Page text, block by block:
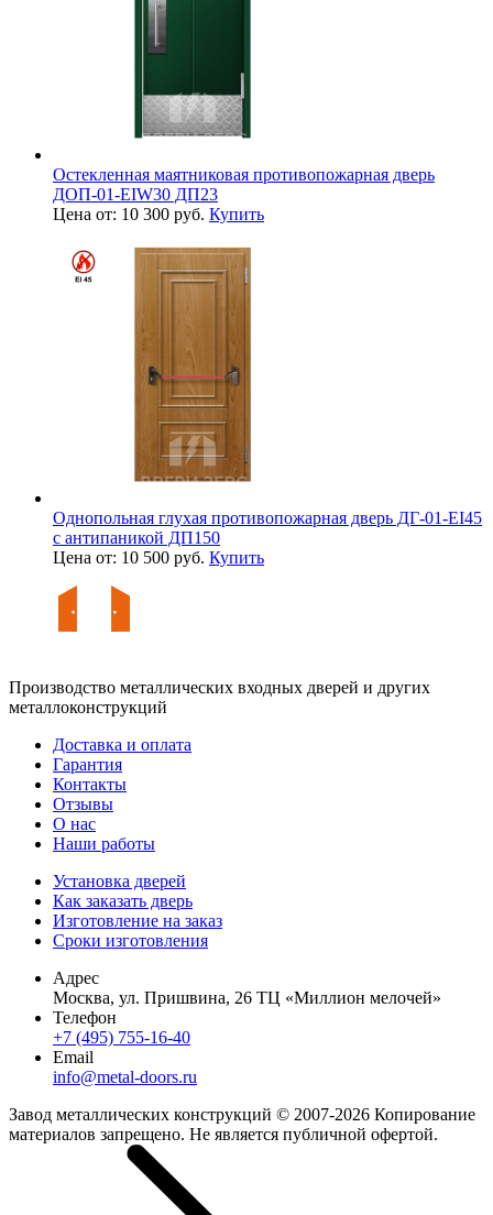
Остекленная маятниковая противопожарная дверь
ДОП-01-EIW30 ДП23
Цена от: 10 300 руб. Купить
Однопольная глухая противопожарная дверь ДГ-01-EI45
с антипаникой ДП150
Цена от: 10 500 руб. Купить
Производство металлических входных дверей и других
металлоконструкций
Доставка и оплата
Гарантия
Контакты
Отзывы
О нас
Наши работы
Установка дверей
Как заказать дверь
Изготовление на заказ
Сроки изготовления
Адрес
Москва, ул. Пришвина, 26 ТЦ «Миллион мелочей»
Телефон
+7 (495) 755-16-40
Email
info@metal-doors.ru
Завод металлических конструкций © 2007-2026 Копирование
материалов запрещено. Не является публичной офертой.